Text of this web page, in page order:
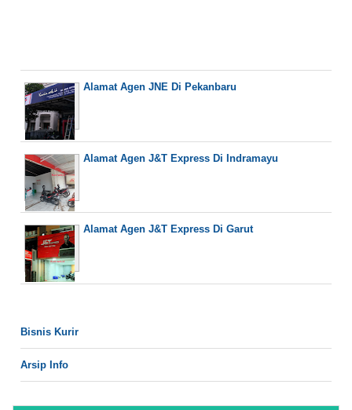
Alamat Agen JNE Di Pekanbaru
Alamat Agen J&T Express Di Indramayu
Alamat Agen J&T Express Di Garut
Bisnis Kurir
Arsip Info